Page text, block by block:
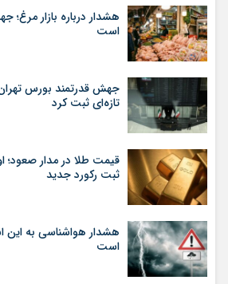
هشدار درباره بازار
است
جهش قدرتمند بورس
تازه‌ای ثبت کرد
قیمت طلا در مدار صعود؛
ثبت رکورد جدید
هشدار هواشناسی به این
است